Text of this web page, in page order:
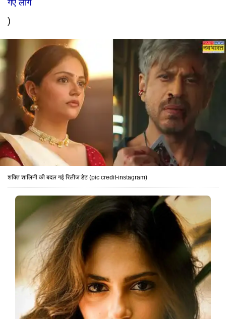
गए लोग
)
शक्ति शालिनी की बदल गई रिलीज डेट (pic credit-instagram)